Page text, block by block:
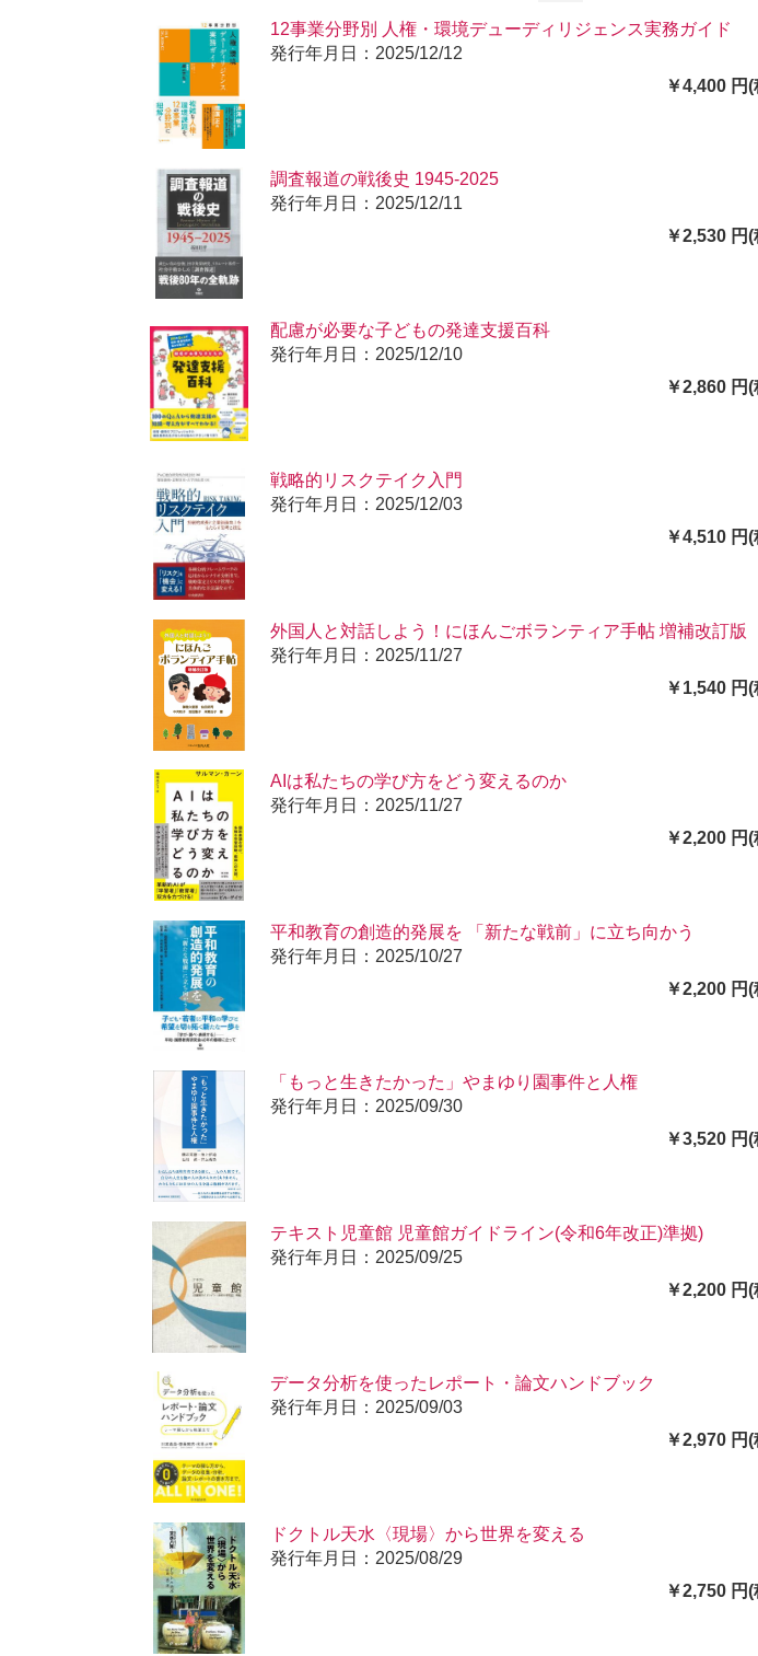
12事業分野別 人権・環境デューディリジェンス実務ガイド
発行年月日：2025/12/12
￥4,400 円(
調査報道の戦後史 1945-2025
発行年月日：2025/12/11
￥2,530 円(
配慮が必要な子どもの発達支援百科
発行年月日：2025/12/10
￥2,860 円(
戦略的リスクテイク入門
発行年月日：2025/12/03
￥4,510 円(
外国人と対話しよう！にほんごボランティア手帖 増補改訂版
発行年月日：2025/11/27
￥1,540 円(
AIは私たちの学び方をどう変えるのか
発行年月日：2025/11/27
￥2,200 円(
平和教育の創造的発展を 「新たな戦前」に立ち向かう
発行年月日：2025/10/27
￥2,200 円(
「もっと生きたかった」やまゆり園事件と人権
発行年月日：2025/09/30
￥3,520 円(
テキスト児童館 児童館ガイドライン(令和6年改正)準拠)
発行年月日：2025/09/25
￥2,200 円(
データ分析を使ったレポート・論文ハンドブック
発行年月日：2025/09/03
￥2,970 円(
ドクトル天水〈現場〉から世界を変える
発行年月日：2025/08/29
￥2,750 円(